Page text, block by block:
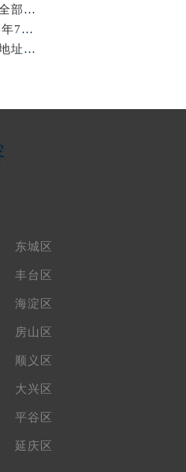
亲身到店探访北京浪琴官方售后服务中心｜服务热线及全部官方地址（2026年7月最新）
北京浪琴保养费用明细与维修服务指南权威公示（2026年7月最新）
亲身到店探访北京浪琴官方售后服务中心｜最新电话及地址（2026年7月最新）
东城区
丰台区
海淀区
房山区
顺义区
大兴区
平谷区
延庆区